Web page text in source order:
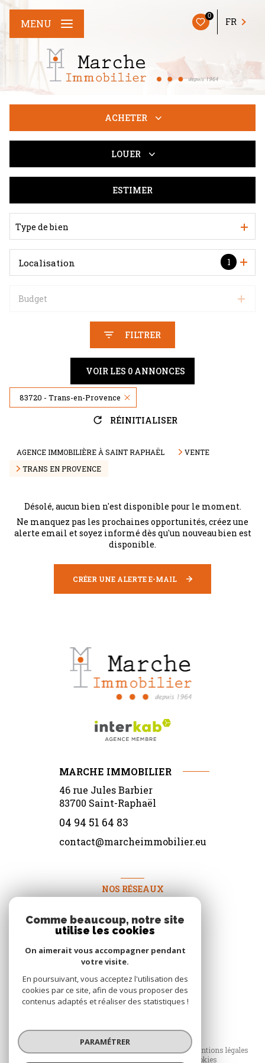
0
FR
MENU
ACHETER
LOUER
ESTIMER
Type de bien
1
Localisation
Budget
FILTRER
VOIR LES 0 ANNONCES
83720 - Trans-en-Provence
RÉINITIALISER
AGENCE IMMOBILIÈRE À SAINT RAPHAËL
VENTE
TRANS EN PROVENCE
Désolé, aucun bien n'est disponible pour le moment.
Ne manquez pas les prochaines opportunités, créez une
alerte email et soyez informé dès qu'un nouveau bien est
disponible.
CRÉER UNE ALERTE E-MAIL
MARCHE IMMOBILIER
46 rue Jules Barbier
83700 Saint-Raphaël
04 94 51 64 83
contact@marcheimmobilier.eu
NOS RÉSEAUX
Nous suivre
© 2026 | Tous droits réservés
Mentions légales
Cookies
Comme beaucoup, notre site
utilise les cookies
On aimerait vous accompagner pendant
votre visite.
En poursuivant, vous acceptez l'utilisation des
cookies par ce site, afin de vous proposer des
contenus adaptés et réaliser des statistiques !
PARAMÉTRER